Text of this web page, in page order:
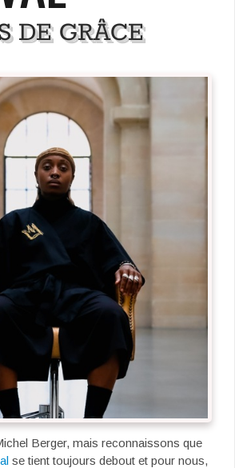
DE GRÂCE
Berger, mais reconnaissons que
se tient toujours debout et pour nous,